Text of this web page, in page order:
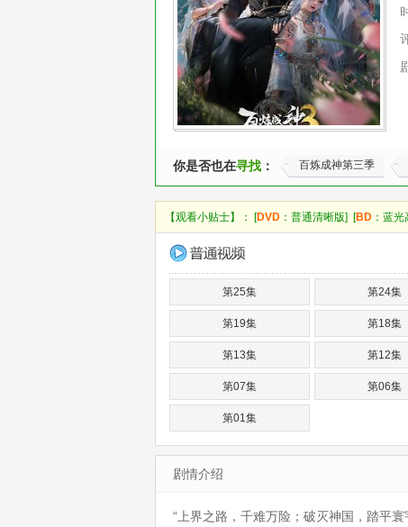
你是否也在寻找 ： 百炼成神第三季
【观看小贴士】： [DVD ：普通清晰版] [BD ：蓝
第25集 第24集
第19集 第18集
第13集 第12集
第07集 第06集
第01集
剧情介绍
“上界之路，千难万险；破灭神国，踏平